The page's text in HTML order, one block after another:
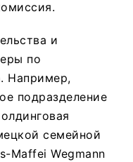
и
по
Например,
подразделение
семейной
Maffei Wegmann